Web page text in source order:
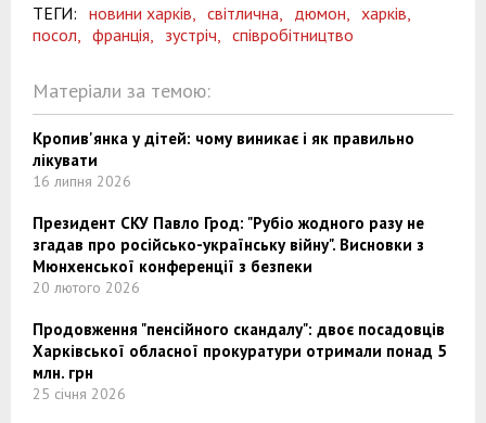
ТЕГИ: новини харків, світлична, дюмон,
харків,
посол,
франція, зустріч, співробітництво
Матеріали за темою:
Кропив'янка у дітей: чому виникає і як правильно
лікувати
16 липня 2026
Президент СКУ Павло Грод: "Рубіо жодного разу не
згадав про російсько-українську війну". Висновки з
Мюнхенської конференції з безпеки
20 лютого 2026
Продовження "пенсійного скандалу": двоє посадовців
Харківської обласної прокуратури отримали понад 5
млн. грн
25 січня 2026